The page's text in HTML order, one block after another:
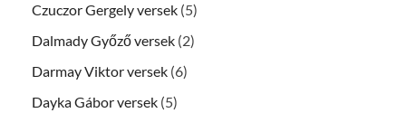
Czuczor Gergely versek (5)
Dalmady Győző versek (2)
Darmay Viktor versek (6)
Dayka Gábor versek (5)